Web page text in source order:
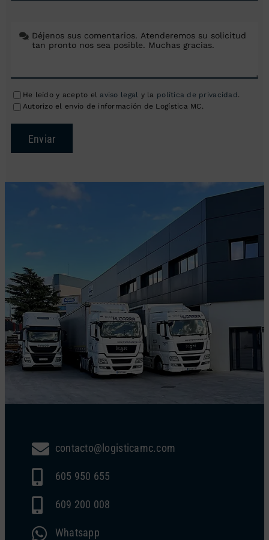
contacto@logisticamc.com
605 950 655
609 200 008
Whatsapp
He leído y acepto el aviso legal y la política de privacidad.
Autorizo el envío de información de Logística MC.
Enviar